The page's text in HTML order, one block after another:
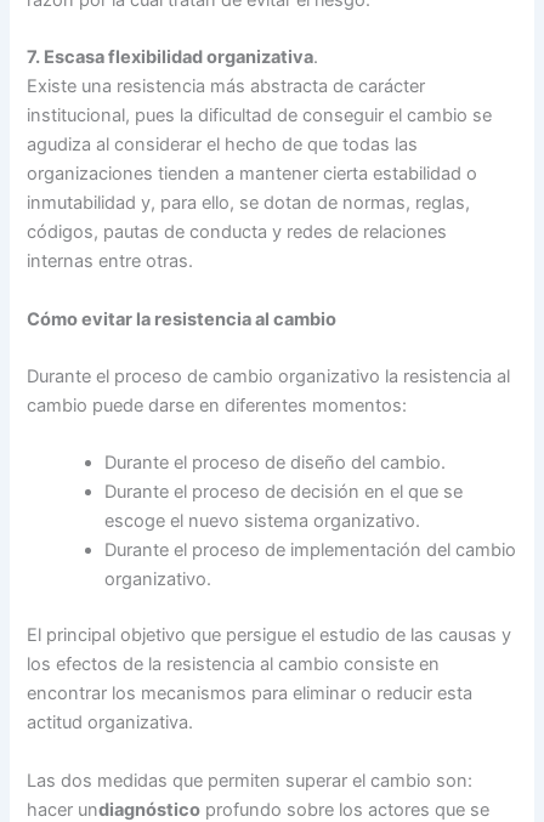
7. Escasa flexibilidad organizativa.
Existe una resistencia más abstracta de carácter
institucional, pues la dificultad de conseguir el cambio se
agudiza al considerar el hecho de que todas las
organizaciones tienden a mantener cierta estabilidad o
inmutabilidad y, para ello, se dotan de normas, reglas,
códigos, pautas de conducta y redes de relaciones
internas entre otras.
Cómo evitar la resistencia al cambio
Durante el proceso de cambio organizativo la resistencia al
cambio puede darse en diferentes momentos:
Durante el proceso de diseño del cambio.
Durante el proceso de decisión en el que se
escoge el nuevo sistema organizativo.
Durante el proceso de implementación del cambio
organizativo.
El principal objetivo que persigue el estudio de las causas y
los efectos de la resistencia al cambio consiste en
encontrar los mecanismos para eliminar o reducir esta
actitud organizativa.
Las dos medidas que permiten superar el cambio son:
hacer undiagnóstico profundo sobre los actores que se